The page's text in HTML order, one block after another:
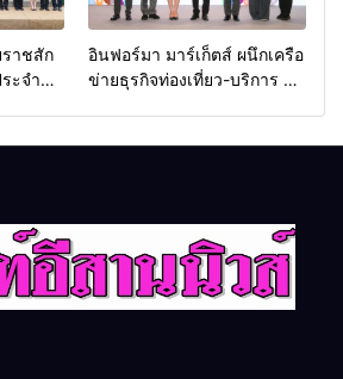
ราชสัก
ะจำปี
อินฟอร์มา มาร์เก็ตส์ ผนึกเครือ
ข่ายธุรกิจท่องเที่ยว-บริการ จัด